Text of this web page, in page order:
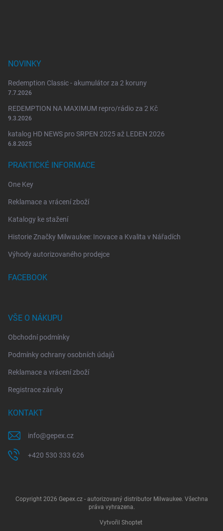
NOVINKY
Redemption Classic - akumulátor za 2 koruny
7.7.2026
REDEMPTION NA MAXIMUM repro/rádio za 2 Kč
9.3.2026
katalog HD NEWS pro SRPEN 2025 až LEDEN 2026
6.8.2025
PRAKTICKÉ INFORMACE
One Key
Reklamace a vrácení zboží
Katalogy ke stažení
Historie Značky Milwaukee: Inovace a Kvalita v Nářadích
Výhody autorizovaného prodejce
FACEBOOK
VŠE O NÁKUPU
Obchodní podmínky
Podmínky ochrany osobních údajů
Reklamace a vrácení zboží
Registrace záruky
KONTAKT
info@gepex.cz
+420 530 333 626
Vytvořil Shoptet
Copyright 2026 Gepex.cz - autorizovaný distributor Milwaukee. Všechna
práva vyhrazena.